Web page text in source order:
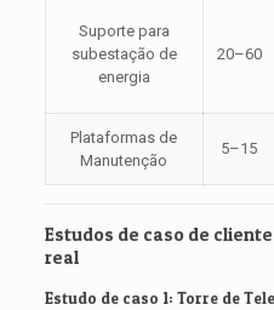
Suporte para
subestação de
energia
20–60
Plataformas de
Manutenção
5–15
Estudos de caso de
real
Estudo de caso 1: Torre de